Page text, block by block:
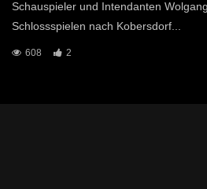
Schauspieler und Intendanten
Schlossspielen nach Kobersdorf...
608 2